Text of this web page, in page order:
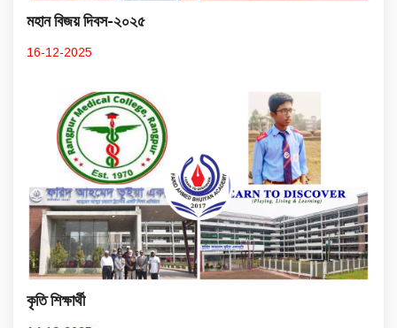
মহান বিজয় দিবস-২০২৫
16-12-2025
কৃতি শিক্ষার্থী